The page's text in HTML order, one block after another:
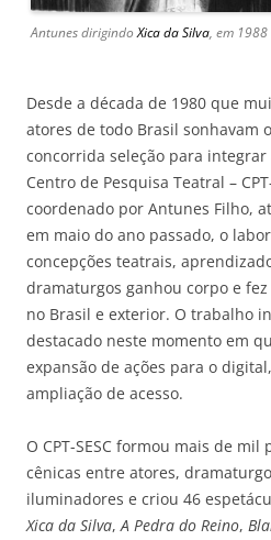
Antunes dirigindoXica da Silva, em 1988
Desde a década de 1980 que
atores de todo Brasil sonhavam
concorrida seleção para
Centro de Pesquisa Teatral –
coordenado por Antunes Filho,
em maio do ano passado, o
concepções teatrais,
dramaturgos ganhou corpo e
no Brasil e exterior. O trabalho
destacado neste momento em
expansão de ações para o
ampliação de acesso.
O CPT-SESC formou mais de
cênicas entre atores,
iluminadores e criou 46
Xica da Silva,A Pedra do Reino,